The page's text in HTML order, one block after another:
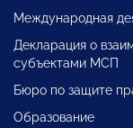
Международная
Декларация о
субъектами МСП
Бюро по защите
Образование